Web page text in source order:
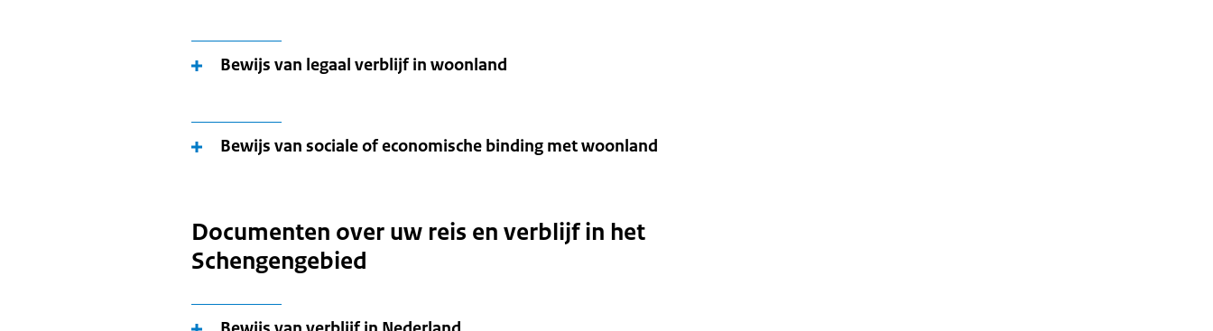
Bewijs van legaal verblijf in woonland
Bewijs van sociale of economische binding met woonland
Documenten over uw reis en verblijf in het
Schengengebied